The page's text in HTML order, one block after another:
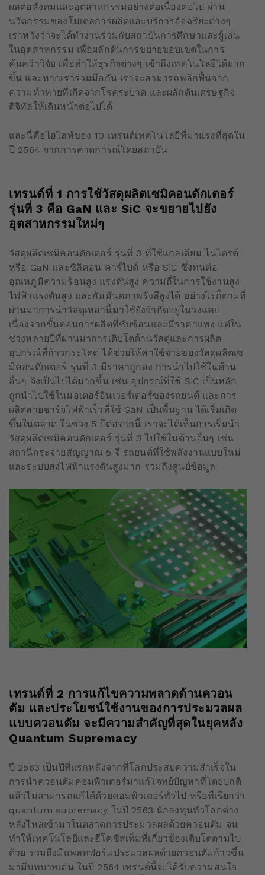
ผลต่อสังคมและอุตสาหกรรมอย่างต่อเนื่องต่อไป ผ่าน
นวัตกรรมของโมเดลการผลิตและบริการอัจฉริยะต่างๆ
เราหวังว่าจะได้ทำงานร่วมกับสถาบันการศึกษาและผู้เล่น
ในอุตสาหกรรม เพื่อผลักดันการขยายขอบเขตในการ
ค้นคว้าวิจัย เพื่อทำให้ธุรกิจต่างๆ เข้าถึงเทคโนโลยีได้มาก
ขึ้น และหากเราร่วมมือกัน เราจะสามารถพลิกฟื้นจาก
ความท้าทายที่เกิดจากโรคระบาด และผลักดันเศรษฐกิจ
ดิจิทัลให้เดินหน้าต่อไปได้
และนี่คือไฮไลท์ของ 10 เทรนด์เทคโนโลยีที่มาแรงที่สุดใน
ปี 2564 จากการคาดการณ์โดยสถาบัน
เทรนด์ที่ 1 การใช้วัสดุผลิตเซมิคอนดักเตอร์
รุ่นที่ 3 คือ GaN และ SiC จะขยายไปยัง
อุตสาหกรรมใหม่ๆ
วัสดุผลิตเซมิคอนดักเตอร์ รุ่นที่ 3 ที่ใช้แกลเลียม ไนไตรด์
หรือ GaN และซิลิคอน คาร์ไบด์ หรือ SiC ซึ่งทนต่อ
อุณหภูมิความร้อนสูง แรงดันสูง ความถี่ในการใช้งานสูง
ไฟฟ้าแรงดันสูง และกัมมันตภาพรังสีสูงได้ อย่างไรก็ตามที่
ผ่านมาการนำวัสดุเหล่านี้มาใช้ยังจำกัดอยู่ในวงแคบ
เนื่องจากขั้นตอนการผลิตที่ซับซ้อนและมีราคาแพง แต่ใน
ช่วงหลายปีที่ผ่านมาการเติบโตด้านวัสดุและการผลิต
อุปกรณ์ที่ก้าวกระโดด ได้ช่วยให้ค่าใช้จ่ายของวัสดุผลิตเซ
มิคอนดักเตอร์ รุ่นที่ 3 มีราคาถูกลง การนำไปใช้ในด้าน
อื่นๆ จึงเป็นไปได้มากขึ้น เช่น อุปกรณ์ที่ใช้ SiC เป็นหลัก
ถูกนำไปใช้ในมอเตอร์อินเวอร์เตอร์ของรถยนต์ และการ
ผลิตสายชาร์จไฟฟ้าเร็วที่ใช้ GaN เป็นพื้นฐาน ได้เริ่มเกิด
ขึ้นในตลาด ในช่วง 5 ปีต่อจากนี้ เราจะได้เห็นการเริ่มนำ
วัสดุผลิตเซมิคอนดักเตอร์ รุ่นที่ 3 ไปใช้ในด้านอื่นๆ เช่น
สถานีกระจายสัญญาณ 5 จี รถยนต์ที่ใช้พลังงานแบบใหม่
และระบบส่งไฟฟ้าแรงดันสูงมาก รวมถึงศูนย์ข้อมูล
เทรนด์ที่ 2 การแก้ไขความพลาดด้านควอน
ตัม และประโยชน์ใช้งานของการประมวลผล
แบบควอนตัม จะมีความสำคัญที่สุดในยุคหลัง
Quantum Supremacy
ปี 2563 เป็นปีที่แรกหลังจากที่โลกประสบความสำเร็จใน
การนำควอนตัมคอมพิวเตอร์มาแก้โจทย์ปัญหาที่โดยปกติ
แล้วไม่สามารถแก้ได้ด้วยคอมพิวเตอร์ทั่วไป หรือที่เรียกว่า
quantum supremacy ในปี 2563 นักลงทุนทั่วโลกต่าง
หลั่งไหลเข้ามาในตลาดการประมวลผลด้วยควอนตัม จน
ทำให้เทคโนโลยีและอีโคซิสเท็มที่เกี่ยวข้องเติบโตตามไป
ด้วย รวมถึงมีแพลทฟอร์มประมวลผลด้วยควอนตัมก้าวขึ้น
มามีบทบาทเด่น ในปี 2564 เทรนด์นี้จะได้รับความสนใจ